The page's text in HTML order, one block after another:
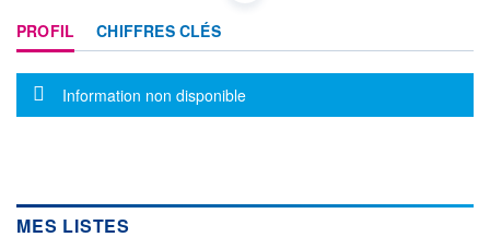
Politique d'exécution
Cotation sur les autres places
76
PROFIL CHIFFRES CLÉS
Message d'information
Information non disponible
MES LISTES